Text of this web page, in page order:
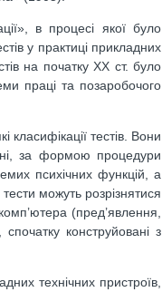
в процесі якої було
у практиці прикладних
на початку XX ст. було
праці та позаробочого
класифікації тестів. Вони
за формою процедури
психічних функцій, а
можуть розрізнятися
(пред’явлення,
конструйовані з
технічних пристроїв,